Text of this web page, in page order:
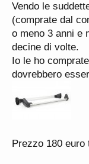
Vendo le
(comprate dal
o meno 3 anni e
decine di volte.
Io le ho
dovrebbero
Prezzo 180 euro